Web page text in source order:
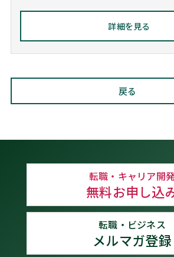
詳細を見る
戻る
転職・キャリア開
無料お申し込
転職・ビジネス
メルマガ登録